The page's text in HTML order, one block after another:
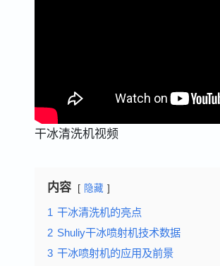
干冰清洗机视频
内容 隐藏
1 干冰清洗机的亮点
2 Shuliy干冰喷射机技术数据
3 干冰喷射机的应用及前景